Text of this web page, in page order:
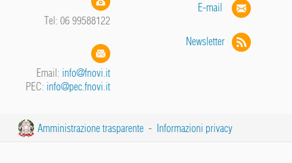
Tel: 06 99588122
Email: info@fnovi.it
PEC: info@pec.fnovi.it
E-mail
Newsletter
Amministrazione trasparente- Informazioni privacy